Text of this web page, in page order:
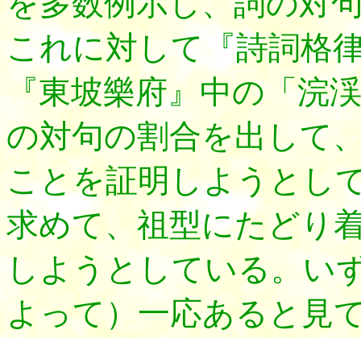
これに対して『詩詞格
『東坡樂府』中の「浣
の対句の割合を出して
ことを証明しようとし
求めて、祖型にたどり
しようとしている。い
よって）一応あると見